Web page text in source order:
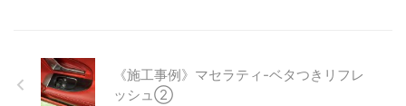
《施工事例》マセラティ-ベタつきリフレ
ッシュ②